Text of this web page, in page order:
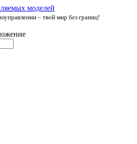
– твой мир без границ!